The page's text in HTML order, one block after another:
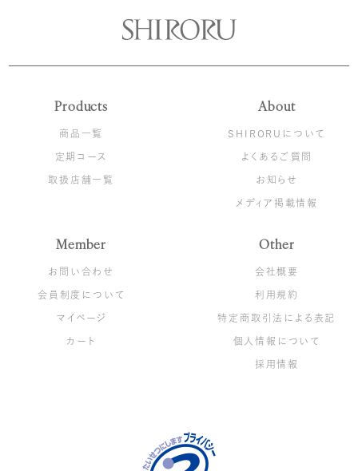
（税込）
ぷるるんフェイ
¥2,310
ぷるるんフ
Products
商品一覧
定期コース
取扱店舗一覧
About
SHIRORUについて
よくあるご質問
お知らせ
メディア掲載情報
Member
お問い合わせ
会員制度について
マイページ
カート
Other
会社概要
利用規約
特定商取引法による表記
個人情報について
採用情報